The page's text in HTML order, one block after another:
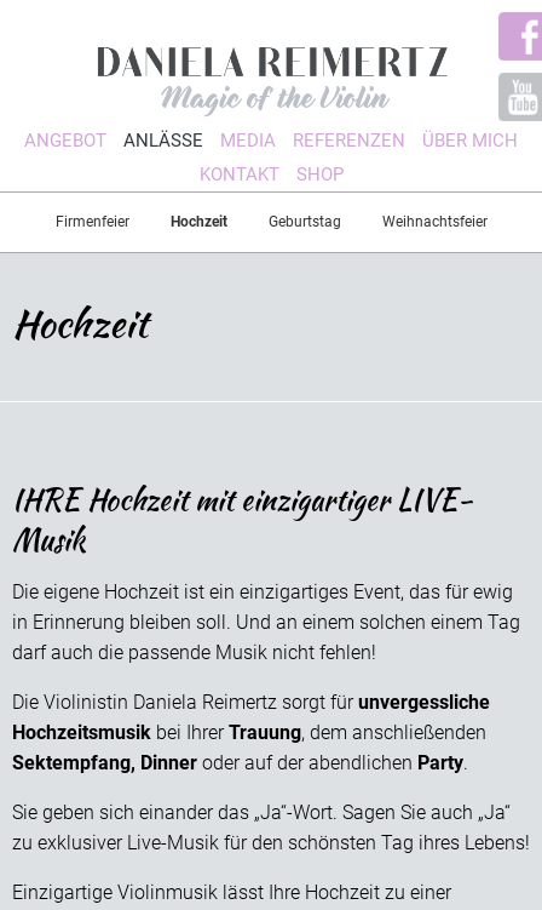
ANGEBOT ANLÄSSE
Firmenfeier Hochzeit Geburtstag Weihnachtsfeier
MEDIA REFERENZEN
ÜBER MICH
KONTAKT
SHOP
Hochzeit
IHRE Hochzeit mit einzigartiger LIVE-
Musik
Die eigene Hochzeit ist ein einzigartiges Event, das für ewig
in Erinnerung bleiben soll. Und an einem solchen einem Tag
darf auch die passende Musik nicht fehlen!
Die Violinistin Daniela Reimertz sorgt fürunvergessliche
Hochzeitsmusik bei IhrerTrauung, dem anschließenden
Sektempfang, Dinner oder auf der abendlichen Party.
Sie geben sich einander das „Ja“-Wort. Sagen Sie auch „Ja“
zu exklusiver Live-Musik für den schönsten Tag ihres Lebens!
Einzigartige Violinmusik lässt Ihre Hochzeit zu einer